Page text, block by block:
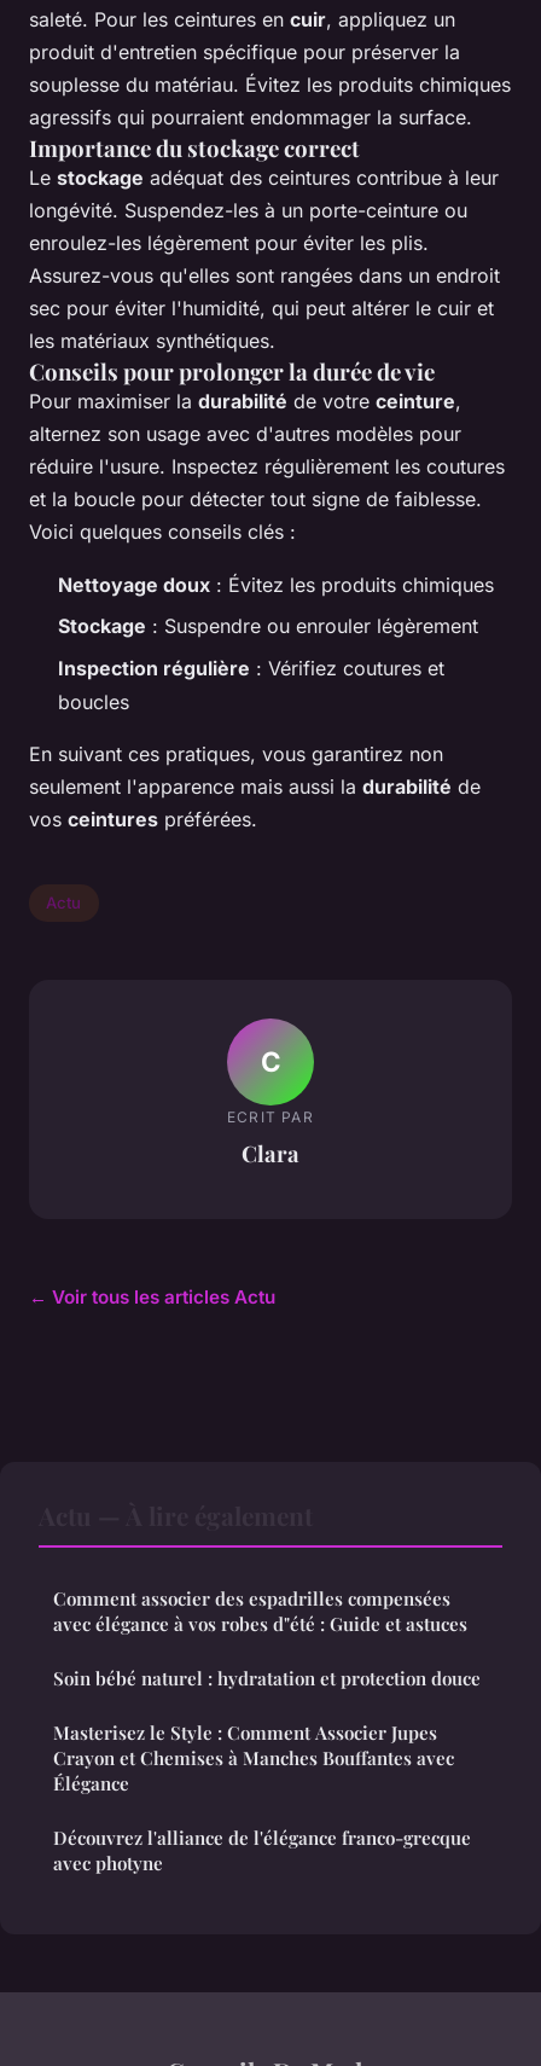
saleté. Pour les ceintures en cuir, appliquez un
produit d'entretien spécifique pour préserver la
souplesse du matériau. Évitez les produits chimiques
agressifs qui pourraient endommager la surface.
Importance du stockage correct
Le stockage adéquat des ceintures contribue à leur
longévité. Suspendez-les à un porte-ceinture ou
enroulez-les légèrement pour éviter les plis.
Assurez-vous qu'elles sont rangées dans un endroit
sec pour éviter l'humidité, qui peut altérer le cuir et
les matériaux synthétiques.
Conseils pour prolonger la durée de vie
Pour maximiser la durabilité de votre ceinture,
alternez son usage avec d'autres modèles pour
réduire l'usure. Inspectez régulièrement les coutures
et la boucle pour détecter tout signe de faiblesse.
Voici quelques conseils clés :
Nettoyage doux : Évitez les produits chimiques
Stockage : Suspendre ou enrouler légèrement
Inspection régulière : Vérifiez coutures et
boucles
En suivant ces pratiques, vous garantirez non
seulement l'apparence mais aussi la durabilité de
vos ceintures préférées.
Actu
C
ECRIT PAR
Clara
← Voir tous les articles Actu
Comment associer des espadrilles compensées
avec élégance à vos robes d"été : Guide et astuces
Soin bébé naturel : hydratation et protection douce
Masterisez le Style : Comment Associer Jupes
Crayon et Chemises à Manches Bouffantes avec
Élégance
Découvrez l'alliance de l'élégance franco-grecque
avec photyne